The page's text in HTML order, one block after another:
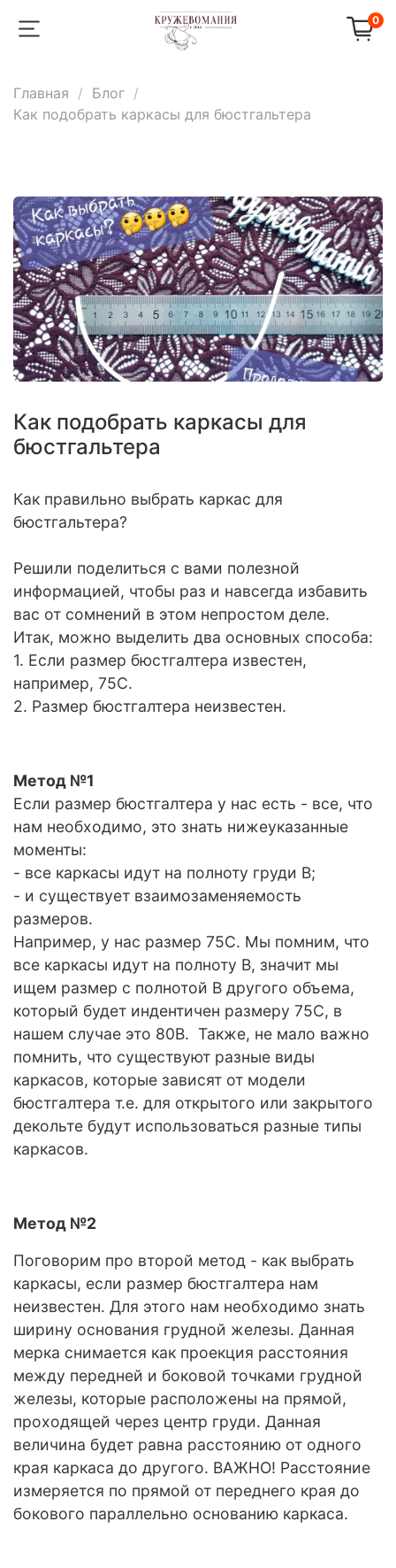
0
Главная
Блог
Как подобрать каркасы для бюстгальтера
Как подобрать каркасы для
бюстгальтера
Как правильно выбрать каркас для
бюстгальтера?
Решили поделиться с вами полезной
информацией, чтобы раз и навсегда избавить
вас от сомнений в этом непростом деле.
Итак, можно выделить два основных способа:
1. Если размер бюстгалтера известен,
например, 75C.
2. Размер бюстгалтера неизвестен.
Метод №1
Если размер бюстгалтера у нас есть - все, что
нам необходимо, это знать нижеуказанные
моменты:
- все каркасы идут на полноту груди B;
- и существует взаимозаменяемость
размеров.
Например, у нас размер 75С. Мы помним, что
все каркасы идут на полноту В, значит мы
ищем размер с полнотой B другого объема,
который будет индентичен размеру 75С, в
нашем случае это 80В. Также, не мало важно
помнить, что существуют разные виды
каркасов, которые зависят от модели
бюстгалтера т.е. для открытого или закрытого
декольте будут использоваться разные типы
каркасов.
Метод №2
Поговорим про второй метод - как выбрать
каркасы, если размер бюстгалтера нам
неизвестен. Для этого нам необходимо знать
ширину основания грудной железы. Данная
мерка снимается как проекция расстояния
между передней и боковой точками грудной
железы, которые расположены на прямой,
проходящей через центр груди. Данная
величина будет равна расстоянию от одного
края каркаса до другого. ВАЖНО! Расстояние
измеряется по прямой от переднего края до
бокового параллельно основанию каркаса.